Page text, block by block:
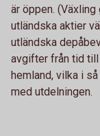
är öppen.
utländska aktier
utländska
avgifter från tid till
hemland, vilka i
med utdelningen.